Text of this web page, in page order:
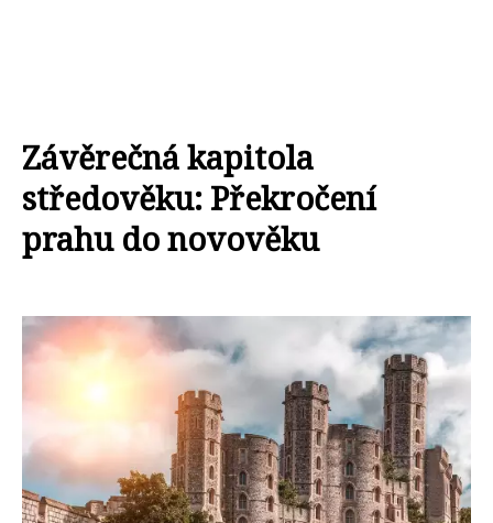
Závěrečná kapitola
středověku: Překročení
prahu do novověku